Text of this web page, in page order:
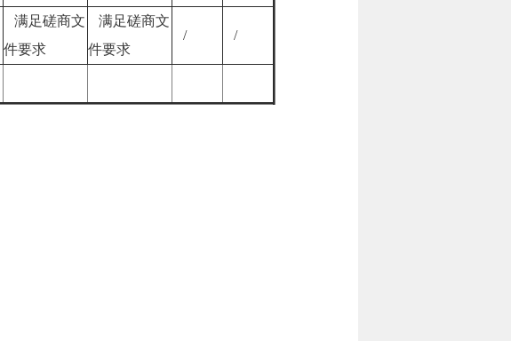
满足磋商文
件要求
满足磋商文
件要求
/ /